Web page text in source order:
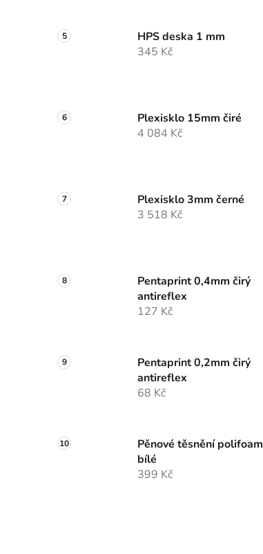
HPS deska 1 mm
345 Kč
Plexisklo 15mm čiré
4 084 Kč
Plexisklo 3mm černé
3 518 Kč
Pentaprint 0,4mm čirý
antireflex
127 Kč
Pentaprint 0,2mm čirý
antireflex
68 Kč
Pěnové těsnění polifoam
bílé
399 Kč